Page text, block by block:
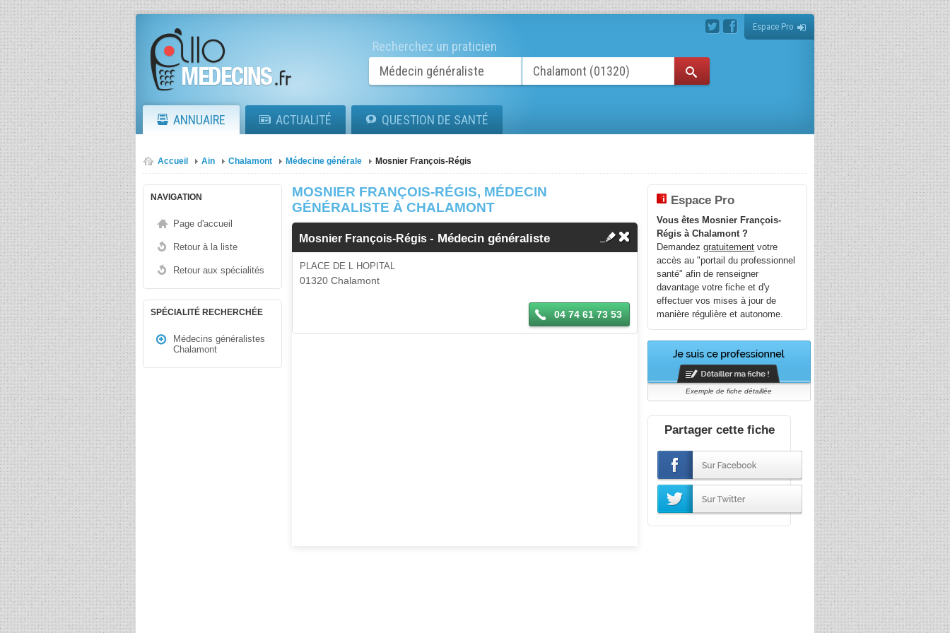
Espace Pro
Recherchez un praticien
ANNUAIRE ACTUALITÉ QUESTION DE SANTÉ
Accueil Ain Chalamont Médecine générale Mosnier François-Régis
NAVIGATION
Page d'accueil
Retour à la liste
Retour aux spécialités
SPÉCIALITÉ RECHERCHÉE
Médecins généralistes
Chalamont
MOSNIER FRANÇOIS-RÉGIS, MÉDECIN
GÉNÉRALISTE À CHALAMONT
Mosnier François-Régis- Médecin généraliste
PLACE DE L HOPITAL
01320 Chalamont
04 74 61 73 53
Espace Pro
Vous êtes Mosnier François-
Régis à Chalamont ?
Demandezgratuitement votre
accès au "portail du professionnel
santé" afin de renseigner
davantage votre fiche et d'y
effectuer vos mises à jour de
manière régulière et autonome.
Exemple de fiche détaillée
Partager cette fiche